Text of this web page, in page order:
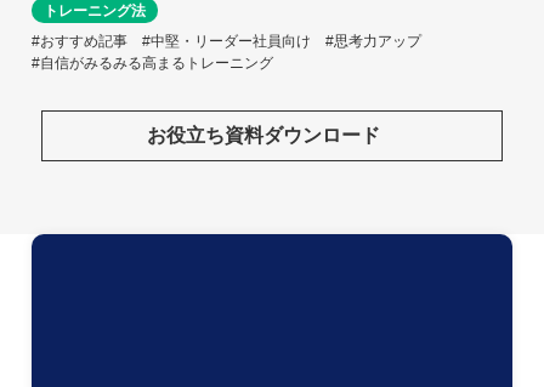
トレーニング法
#おすすめ記事
#中堅・リーダー社員向け
#思考力アップ
#自信がみるみる高まるトレーニング
お役立ち資料ダウンロード